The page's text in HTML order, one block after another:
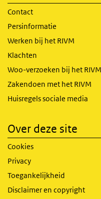
Contact
Persinformatie
Werken bij het RIVM
Klachten
Woo-verzoeken bij het RIVM
Zakendoen met het RIVM
Huisregels sociale media
Over deze site
Cookies
Privacy
Toegankelijkheid
Disclaimer en copyright